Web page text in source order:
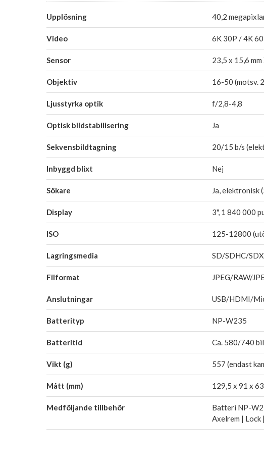
Upplösning 40,2
Video 6K 30P / 4K
Sensor 23,5 x 15,6
Objektiv 16-50 (motsv.
Ljusstyrka optik f/2,8-4,8
Optisk bildstabilisering Ja
Sekvensbildtagning 20/15 b/s
Inbyggd blixt Nej
Sökare Ja, elektronisk
Display 3", 1 840 000
ISO 125-12800
Lagringsmedia SD/SDHC/
Filformat JPEG/RAW/
Anslutningar USB/HDMI/
Batterityp NP-W235
Batteritid Ca. 580/740
Vikt (g) 557 (endast
Mått (mm) 129,5 x 91 x
Medföljande tillbehör
Batteri NP-
Axelrem | Lock